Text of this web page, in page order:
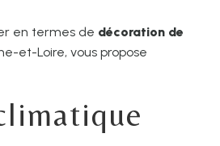
en termes de décoration de
et-Loire, vous propose